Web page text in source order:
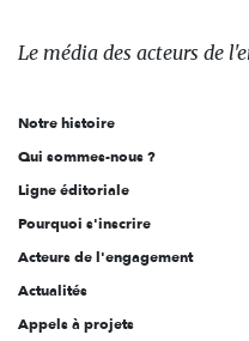
des
l'engagement
Le média des acteurs de
Notre histoire
Qui sommes-nous ?
Ligne éditoriale
Pourquoi s'inscrire
Acteurs de l'engagement
Actualités
Appels à projets